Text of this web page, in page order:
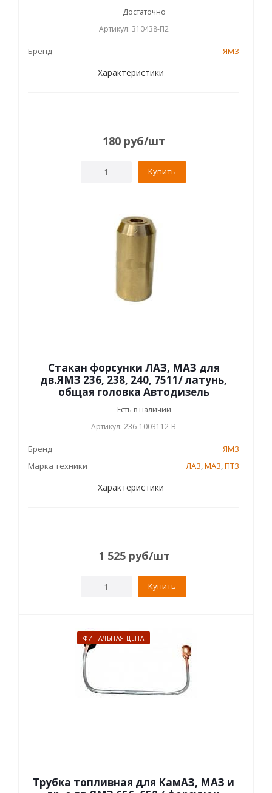
Достаточно
Артикул: 310438-П2
Бренд ЯМЗ
Характеристики
180 руб/шт
Купить
Стакан форсунки ЛАЗ, МАЗ для
дв.ЯМЗ 236, 238, 240, 7511/ латунь,
общая головка Автодизель
Есть в наличии
Артикул: 236-1003112-В
Бренд
ЯМЗ
Марка техники
ЛАЗ,МАЗ,ПТЗ
Характеристики
1 525руб/шт
Купить
ФИНАЛЬНАЯ ЦЕНА
Трубка топливная для КамАЗ, МАЗ и